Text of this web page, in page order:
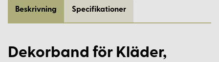
Beskrivning Specifikationer
Dekorband för Kläder,